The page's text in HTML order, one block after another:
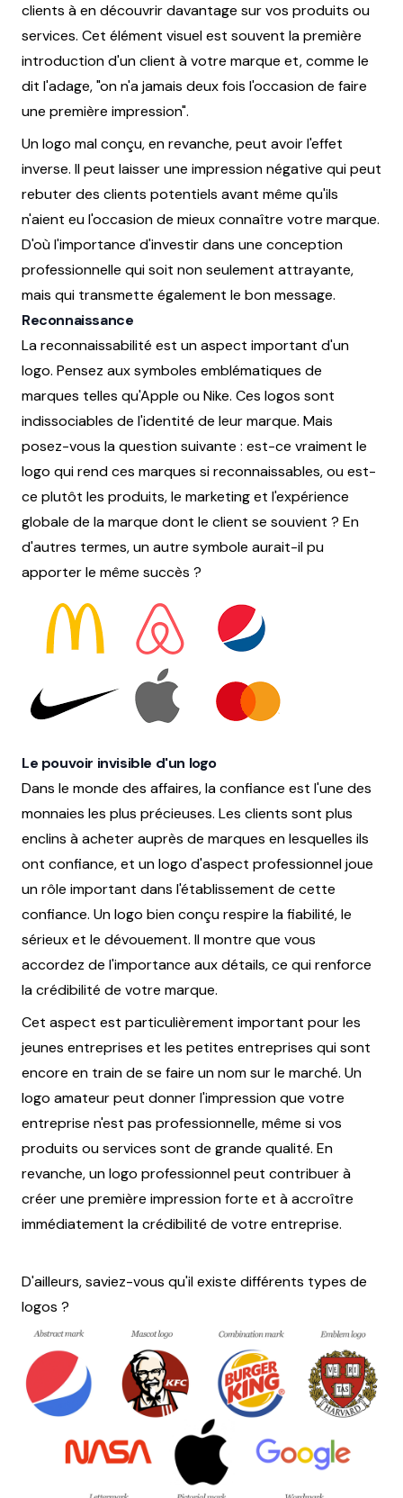
clients à en découvrir davantage sur vos produits ou
services. Cet élément visuel est souvent la première
introduction d'un client à votre marque et, comme le
dit l'adage, "on n'a jamais deux fois l'occasion de faire
une première impression".
Un logo mal conçu, en revanche, peut avoir l'effet
inverse. Il peut laisser une impression négative qui peut
rebuter des clients potentiels avant même qu'ils
n'aient eu l'occasion de mieux connaître votre marque.
D'où l'importance d'investir dans une conception
professionnelle qui soit non seulement attrayante,
mais qui transmette également le bon message.
Reconnaissance
La reconnaissabilité est un aspect important d'un
logo. Pensez aux symboles emblématiques de
marques telles qu'Apple ou Nike. Ces logos sont
indissociables de l'identité de leur marque. Mais
posez-vous la question suivante : est-ce vraiment le
logo qui rend ces marques si reconnaissables, ou est-
ce plutôt les produits, le marketing et l'expérience
globale de la marque dont le client se souvient ? En
d'autres termes, un autre symbole aurait-il pu
apporter le même succès ?
Le pouvoir invisible d'un logo
Dans le monde des affaires, la confiance est l'une des
monnaies les plus précieuses. Les clients sont plus
enclins à acheter auprès de marques en lesquelles ils
ont confiance, et un logo d'aspect professionnel joue
un rôle important dans l'établissement de cette
confiance. Un logo bien conçu respire la fiabilité, le
sérieux et le dévouement. Il montre que vous
accordez de l'importance aux détails, ce qui renforce
la crédibilité de votre marque.
Cet aspect est particulièrement important pour les
jeunes entreprises et les petites entreprises qui sont
encore en train de se faire un nom sur le marché. Un
logo amateur peut donner l'impression que votre
entreprise n'est pas professionnelle, même si vos
produits ou services sont de grande qualité. En
revanche, un logo professionnel peut contribuer à
créer une première impression forte et à accroître
immédiatement la crédibilité de votre entreprise.
D'ailleurs, saviez-vous qu'il existe différents types de
logos ?